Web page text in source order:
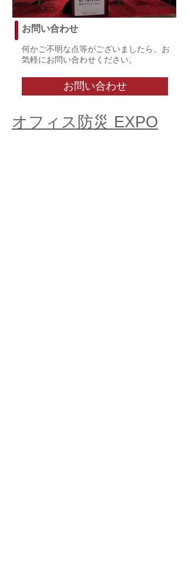
お問い合わせ
何かご不明な点等がございましたら、お
気軽にお問い合わせください。
お問い合わせ
オフィス防災 EXPO